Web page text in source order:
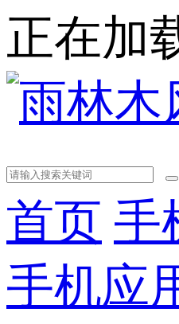
正在加
首页 手
手机应